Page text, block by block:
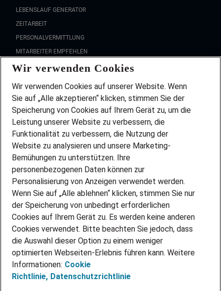
LEBENSLAUF GENERATOR
ZEITARBEIT
PERSONALVERMITTLUNG
MITARBEITER EMPFEHLEN
FAQ
Wir stellen ein!
DEINE BERUFSGRUPPE
DEINE LEBENSSITUATION
PARTNERSHIP WITH AIRBUS
INITIATIV BEWERBEN
ÜBER UNS
STANDORTE
BLOG
PRESSE
KONTAKT
@Adecco 2026
IMPRESSUM
DATENSCHUTZ
Wir verwenden Cookies
Wir verwenden Cookies auf unserer Website. Wenn
Sie auf „Alle akzeptieren“ klicken, stimmen Sie der
Speicherung von Cookies auf Ihrem Gerät zu, um die
Leistung unserer Website zu verbessern, die
Funktionalität zu verbessern, die Nutzung der
Website zu analysieren und unsere Marketing-
Bemühungen zu unterstützen. Ihre
personenbezogenen Daten können zur
Personalisierung von Anzeigen verwendet werden.
Wenn Sie auf „Alle ablehnen“ klicken, stimmen Sie nur
der Speicherung von unbedingt erforderlichen
Cookies auf Ihrem Gerät zu. Es werden keine anderen
Cookies verwendet. Bitte beachten Sie jedoch, dass
die Auswahl dieser Option zu einem weniger
optimierten Webseiten-Erlebnis führen kann. Weitere
Informationen: Cookie
Richtlinie, Datenschutzrichtlinie